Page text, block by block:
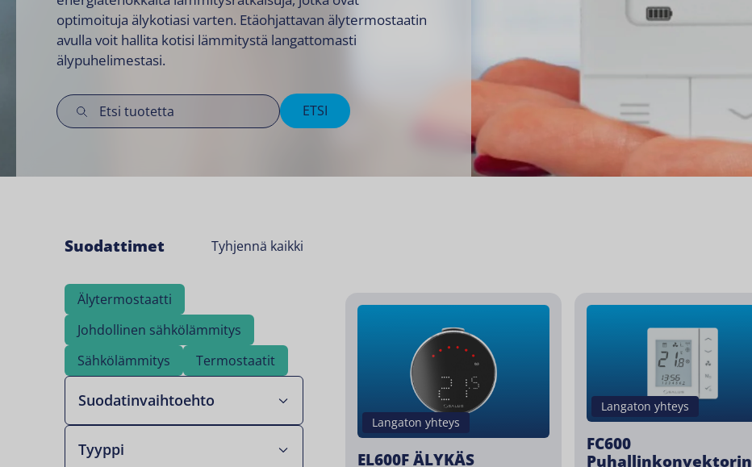
optimoituja älykotiasi varten. Etäohjattavan älytermostaatin
avulla voit hallita kotisi lämmitystä langattomasti
älypuhelimestasi.
ETSI
Suodattimet Tyhjennä kaikki
Älytermostaatti
Johdollinen sähkölämmitys
Sähkölämmitys
Termostaatit
Suodatinvaihtoehto
Tyyppi
Langaton yhteys
EL600F ÄLYKÄS
Langaton yhteys
FC600
Puhallinkonvektorin